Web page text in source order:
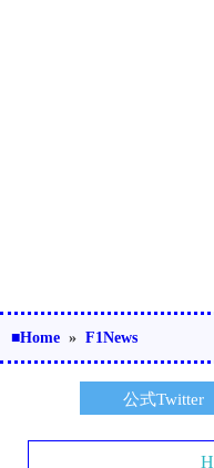
■Home » F1News
公式Twitter